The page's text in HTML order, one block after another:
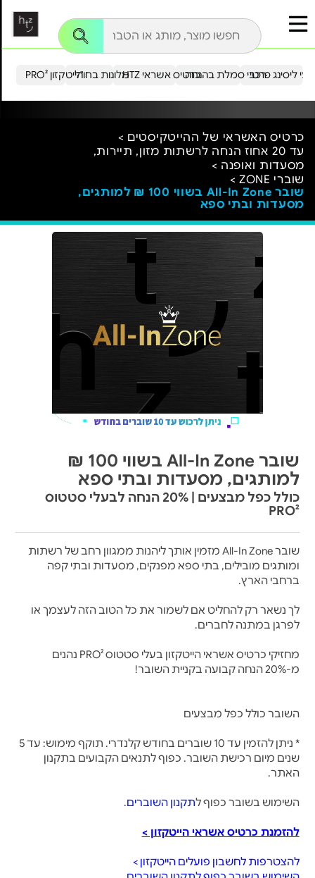
הייטקזון PRO²מלונות בחו"ל כרטיס אשראי HTZ ליסינג פרטירכבי סמלת בהנחה
כרטיס האשראי של ההייטקיסטים >
עד 20 אחוז הנחה לרשתות מזון, תיירות,
מסעדות ואופנה >
שוברי ZONE >
שובר All-In Zone בשווי 100 ₪ למותגים,
מסעדות ובתי ספא
שובר All-In Zone בשווי 100 ₪
למותגים, מסעדות ובתי ספא
כולל כפל מבצעים | 20% הנחה לבעלי סטטוס
PRO²
שובר All-In Zone מזמין אותך ליהנות ממגוון רחב של רשתות
ומותגים מובילים, בתי ספא מפנקים, מסעדות ובתי קפה
ברחבי הארץ.
לך נשאר רק להחליט אם לשמור את כל הטוב הזה לעצמך או
לפרגן במתנה לחברים.
מחזיקי כרטיס אשראי הייטקזון בעלי סטטוס PRO² נהנים
מ-20% הנחה קבועה בקניית השובר!
השובר כולל כפל מבצעים
* ניתן להזמין עד 10 שוברים בחודש קלנדרי. תוקף מימוש: עד 5
שנים מיום רכישת השובר. כפוף לתנאים הקבועים בתקנון
האתר.
השימוש בשובר כפוף לתקנון השוברים.
להזמנת כרטיס אשראי הייטקזון >
להצטרפות לחשבון פועלים הייטקזון >